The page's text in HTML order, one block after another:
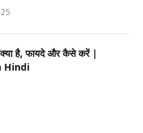
क्या है, फायदे और कैसे करें |
Hindi